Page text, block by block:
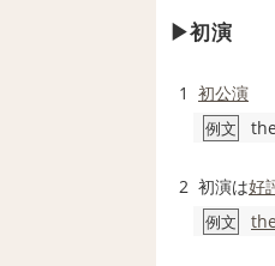
初演
1 初公演
例文 the
2 初演は好
例文